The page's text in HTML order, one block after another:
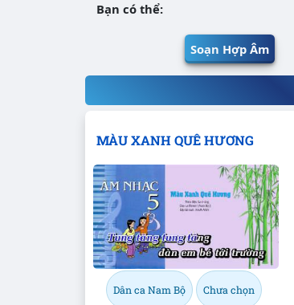
Bạn có thể:
Soạn Hợp Âm
MÀU XANH QUÊ HƯƠNG
Dân ca Nam Bộ Chưa chọn